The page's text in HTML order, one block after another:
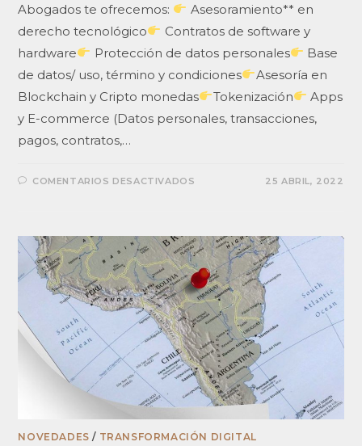
Abogados te ofrecemos:
Asesoramiento** en
derecho tecnológico
Contratos de software y
hardware
Protección de datos personales
Base
de datos/ uso, término y condiciones
Asesoría en
Blockchain y Cripto monedas
Tokenización
Apps
y E-commerce (Datos personales, transacciones,
pagos, contratos,…
COMENTARIOS DESACTIVADOS 25 ABRIL, 2022
NOVEDADES / TRANSFORMACIÓN DIGITAL